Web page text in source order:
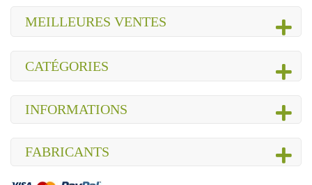
MEILLEURES VENTES
CATÉGORIES
INFORMATIONS
FABRICANTS